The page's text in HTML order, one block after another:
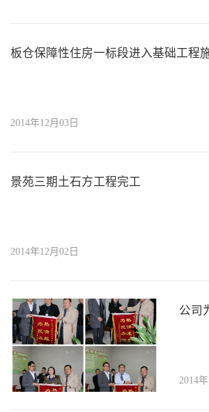
板仓保障性住房一标段进入基础工程
2014年12月03日
景苑三期土石方工程完工
2014年12月02日
2014